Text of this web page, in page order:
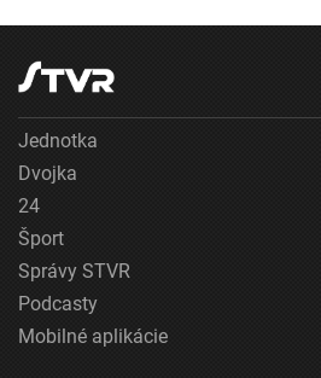
Jednotka
Dvojka
24
Šport
Správy STVR
Podcasty
Mobilné aplikácie